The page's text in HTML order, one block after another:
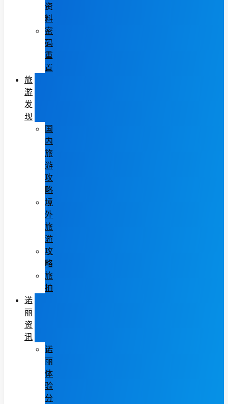
资
料
密
码
重
置
旅
游
发
现
国
内
旅
游
攻
略
境
外
旅
游
攻
略
旅
拍
诺
丽
资
讯
诺
丽
体
验
分